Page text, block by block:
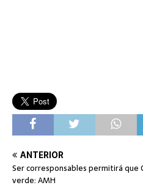
ANTERIOR
Ser corresponsables permitirá que
verde: AMH